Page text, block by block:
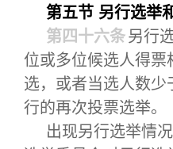
第五节 另行选举
第四十六条另行
位或多位候选人得票
选，或者当选人数
行的再次投票选举。
出现另行选举情